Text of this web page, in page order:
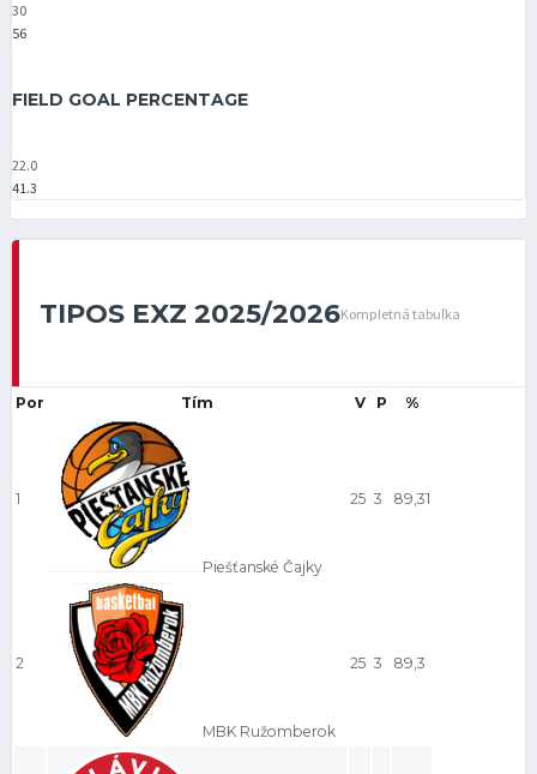
30
56
FIELD GOAL PERCENTAGE
22.0
41.3
TIPOS EXZ 2025/2026Kompletná tabuľka
Por Tím V P %
1
Piešťanské Čajky
25 3 89,31
2
MBK Ružomberok
25 3 89,3